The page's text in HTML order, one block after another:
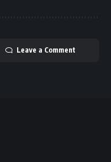
Leave a Comment